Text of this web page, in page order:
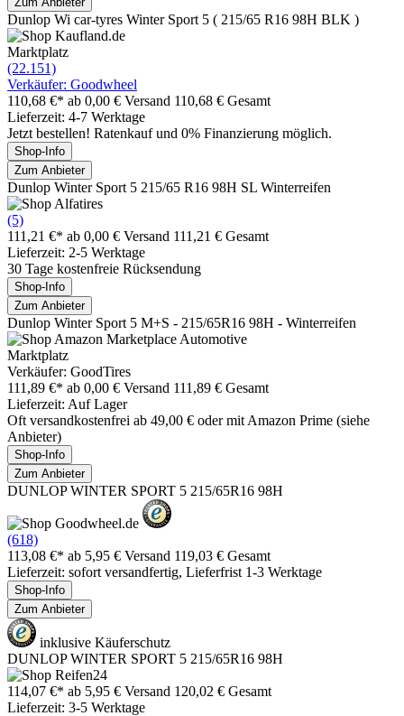
Dunlop Wi car-tyres Winter Sport 5 ( 215/65 R16 98H BLK )
Marktplatz
(22.151)
Verkäufer: Goodwheel
110,68 €* ab 0,00 € Versand 110,68 € Gesamt
Lieferzeit: 4-7 Werktage
Jetzt bestellen! Ratenkauf und 0% Finanzierung möglich.
Shop-Info
Zum Anbieter
Dunlop Winter Sport 5 215/65 R16 98H SL Winterreifen
(5)
111,21 €* ab 0,00 € Versand 111,21 € Gesamt
Lieferzeit: 2-5 Werktage
30 Tage kostenfreie Rücksendung
Shop-Info
Zum Anbieter
Dunlop Winter Sport 5 M+S - 215/65R16 98H - Winterreifen
Marktplatz
Verkäufer: GoodTires
111,89 €* ab 0,00 € Versand 111,89 € Gesamt
Lieferzeit: Auf Lager
Oft versandkostenfrei ab 49,00 € oder mit Amazon Prime (siehe
Anbieter)
Shop-Info
Zum Anbieter
DUNLOP WINTER SPORT 5 215/65R16 98H
(618)
113,08 €* ab 5,95 € Versand 119,03 € Gesamt
Lieferzeit: sofort versandfertig, Lieferfrist 1-3 Werktage
Shop-Info
Zum Anbieter
inklusive Käuferschutz
DUNLOP WINTER SPORT 5 215/65R16 98H
114,07 €* ab 5,95 € Versand 120,02 € Gesamt
Lieferzeit: 3-5 Werktage